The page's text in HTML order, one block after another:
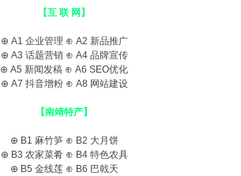
【互 联 网】
⊕ A1 企业管理 ⊕ A2 新品推广
⊕ A3 话题营销⊕ A4 品牌宣传
⊕ A5 新闻发稿 ⊕ A6 SEO优化
⊕ A7 抖音增粉⊕ A8 网站建设
【南靖特产】
⊕ B1 麻竹笋⊕ B2 大月饼
⊕ B3 农家菜肴⊕ B4 特色农具
⊕ B5 金线莲⊕ B6 巴戟天